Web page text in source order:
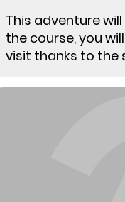
This adventure
the course, you
visit thanks to the